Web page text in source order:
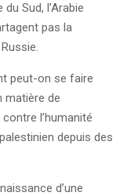
du Sud, l’Arabie
pas la
peut-on se faire
matière de
l’humanité
depuis des
d’une